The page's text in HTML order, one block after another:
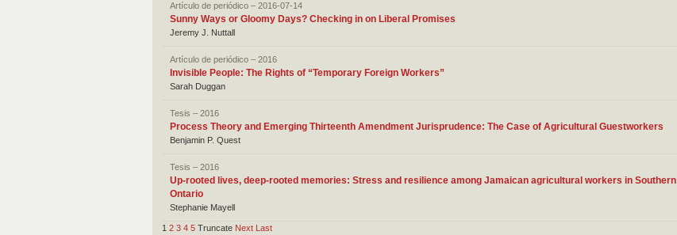
Artículo de periódico – 2016-07-14
Sunny Ways or Gloomy Days? Checking in on Liberal Promises
Jeremy J. Nuttall
Artículo de periódico – 2016
Invisible People: The Rights of “Temporary Foreign Workers”
Sarah Duggan
Tesis – 2016
Process Theory and Emerging Thirteenth Amendment Jurisprudence: The Case of Agricultural Guestworkers
Benjamin P. Quest
Tesis – 2016
Up-rooted lives, deep-rooted memories: Stress and resilience among Jamaican agricultural workers in Southern
Ontario
Stephanie Mayell
1 2 3 4 5 Truncate Next Last